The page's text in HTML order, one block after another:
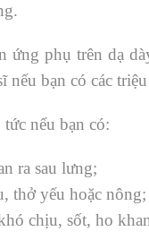
ứng phụ trên dạ
nếu bạn có các
nếu bạn có:
ra sau lưng;
thở yếu hoặc nông;
chịu, sốt, ho